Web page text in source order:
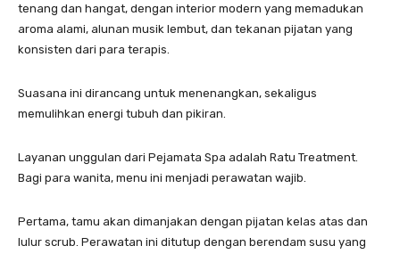
tenang dan hangat, dengan interior modern yang memadukan
aroma alami, alunan musik lembut, dan tekanan pijatan yang
konsisten dari para terapis.
Suasana ini dirancang untuk menenangkan, sekaligus
memulihkan energi tubuh dan pikiran.
Layanan unggulan dari Pejamata Spa adalah Ratu Treatment.
Bagi para wanita, menu ini menjadi perawatan wajib.
Pertama, tamu akan dimanjakan dengan pijatan kelas atas dan
lulur scrub. Perawatan ini ditutup dengan berendam susu yang